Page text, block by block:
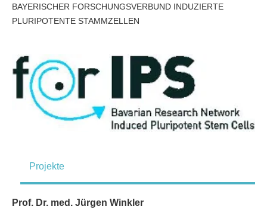
BAYERISCHER FORSCHUNGSVERBUND INDUZIERTE
PLURIPOTENTE STAMMZELLEN
Projekte
Prof. Dr. med. Jürgen Winkler